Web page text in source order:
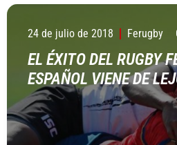
24 de julio de 2018 Ferugby
EL ÉXITO DEL RUGBY
ESPAÑOL VIENE DE